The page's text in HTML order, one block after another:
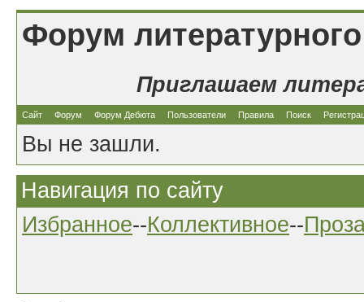
Форум
Приглашаем
Сайт Форум Форум Дебюта Пользователи Правила Поиск
Вы не зашли.
Навигация по сайту
Избранное--Коллективное--